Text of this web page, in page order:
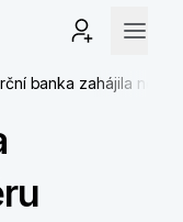
banka zahájila